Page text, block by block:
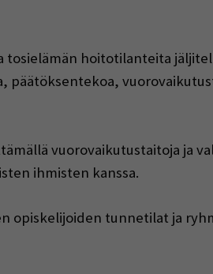
tosielämän hoitotilanteita
päätöksentekoa,
vuorovaikutustaitoja ja
ihmisten kanssa.
opiskelijoiden tunnetilat ja